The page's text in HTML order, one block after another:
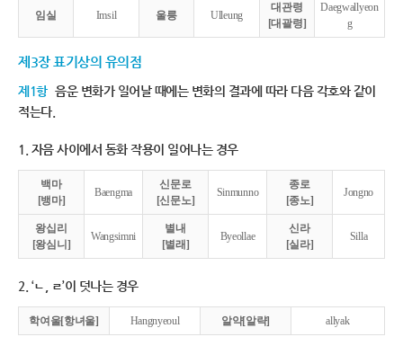
임실 Imsil 울릉 Ulleung
대관령
[대괄령]
Daegwallyeon
g
제3장 표기상의 유의점
제1항 음운 변화가 일어날 때에는 변화의 결과에 따라 다음 각호와 같이
적는다.
1. 자음 사이에서 동화 작용이 일어나는 경우
백마
[뱅마]
Baengma
신문로
[신문노]
Sinmunno
종로
[종노]
Jongno
왕십리
[왕심니]
Wangsimni
별내
[별래]
Byeollae
신라
[실라]
Silla
2. ‘ㄴ, ㄹ’이 덧나는 경우
학여울[항녀울] Hangnyeoul 알약[알략] allyak